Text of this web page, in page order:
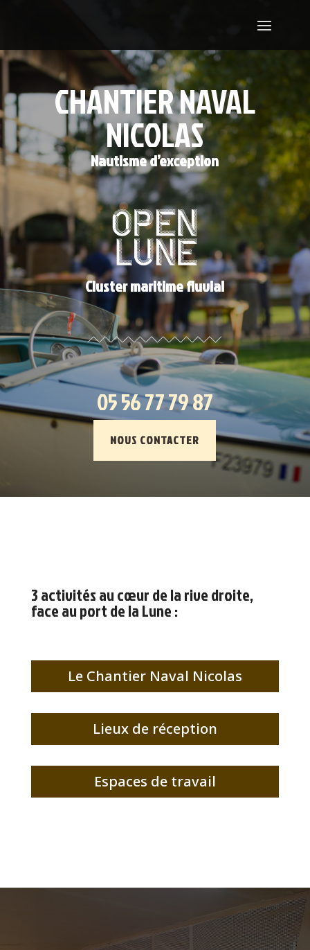
CHANTIERNAVAL
NICOLAS
Nautisme d’exception
Cluster maritime fluvial
05 56 77 79 87
NOUS CONTACTER
3 activités au cœur de la rive droite,
face au port de la Lune :
Le Chantier Naval Nicolas
Lieux de réception
Espaces de travail